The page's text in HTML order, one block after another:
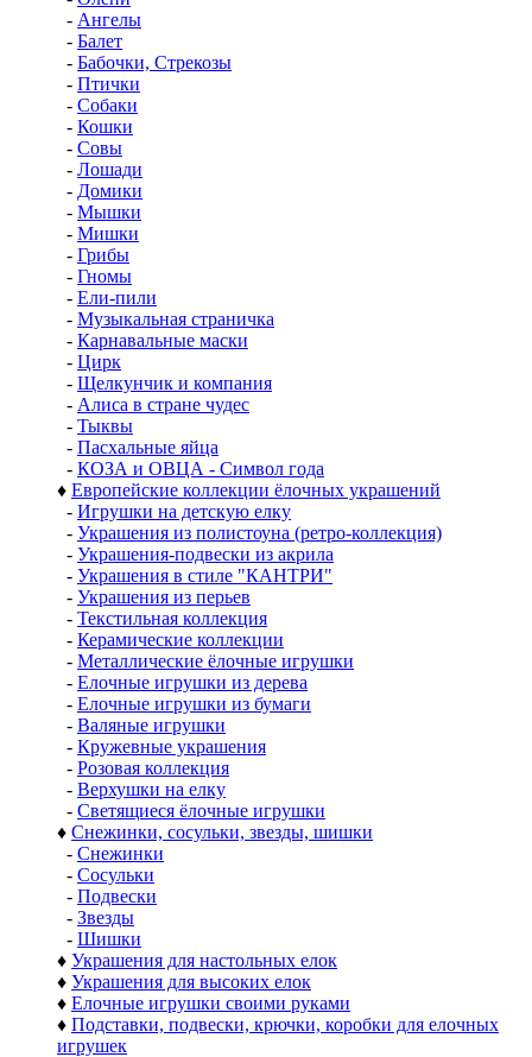
- Ангелы
- Балет
- Бабочки, Стрекозы
- Птички
- Собаки
- Кошки
- Совы
- Лошади
- Домики
- Мышки
- Мишки
- Грибы
- Гномы
- Ели-пили
- Музыкальная страничка
- Карнавальные маски
- Цирк
- Щелкунчик и компания
- Алиса в стране чудес
- Тыквы
- Пасхальные яйца
- КОЗА и ОВЦА - Символ года
♦ Европейские коллекции ёлочных украшений
- Игрушки на детскую елку
- Украшения из полистоуна (ретро-коллекция)
- Украшения-подвески из акрила
- Украшения в стиле "КАНТРИ"
- Украшения из перьев
- Текстильная коллекция
- Керамические коллекции
- Металлические ёлочные игрушки
- Елочные игрушки из дерева
- Елочные игрушки из бумаги
- Валяные игрушки
- Кружевные украшения
- Розовая коллекция
- Верхушки на елку
- Светящиеся ёлочные игрушки
♦ Снежинки, сосульки, звезды, шишки
- Снежинки
- Сосульки
- Подвески
- Звезды
- Шишки
♦ Украшения для настольных елок
♦ Украшения для высоких елок
♦ Елочные игрушки своими руками
♦ Подставки, подвески, крючки, коробки для елочных
игрушек